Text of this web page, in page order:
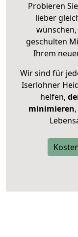
Probieren
lieber
geschulten
Ihrem
Wir sind für
Iserlohner
helfen,
minimieren